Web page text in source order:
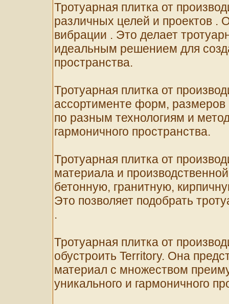
Тротуарная плитка от
различных целей и проектов .
вибрации . Это делает
идеальным решением для
пространства.
Тротуарная плитка от
ассортименте форм, размеров
по разным технологиям и
гармоничного пространства.
Тротуарная плитка от
материала и
бетонную, гранитную,
Это позволяет подобрать
.
Тротуарная плитка от
обустроить Territory. Она
материал с множеством
уникального и гармоничного